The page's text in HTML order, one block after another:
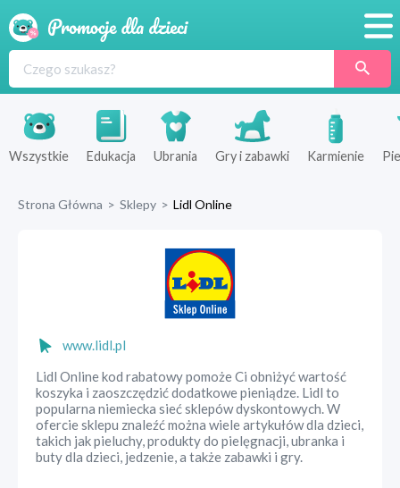
Produkty
Sklepy
Wszystkie Edukacja Ubrania Gry i zabawki Karmienie
Strona Główna > Sklepy > Lidl Online
www.lidl.pl
Lidl Online kod rabatowy pomoże Ci obniżyć wartość
koszyka i zaoszczędzić dodatkowe pieniądze. Lidl to
popularna niemiecka sieć sklepów dyskontowych. W
ofercie sklepu znaleźć można wiele artykułów dla dzieci,
takich jak pieluchy, produkty do pielęgnacji, ubranka i
buty dla dzieci, jedzenie, a także zabawki i gry.